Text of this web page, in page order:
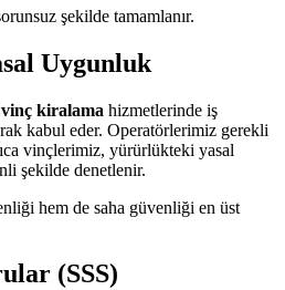
şekilde tamamlanır.
Uygunluk
kiralama hizmetlerinde iş
kabul eder. Operatörlerimiz gerekli
vinçlerimiz, yürürlükteki yasal
şekilde denetlenir.
hem de saha güvenliği en üst
(SSS)